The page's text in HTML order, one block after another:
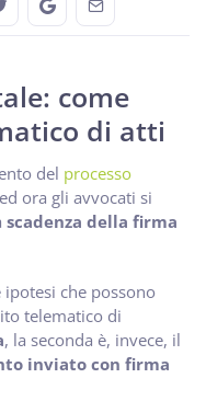
come
di atti
del processo
ora gli avvocati si
scadenza della firma
che possono
telematico di
, la seconda è, invece, il
inviato con firma